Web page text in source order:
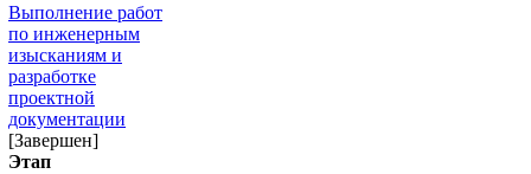
Выполнение работ
по инженерным
изысканиям и
разработке
проектной
документации
[Завершен]
Этап